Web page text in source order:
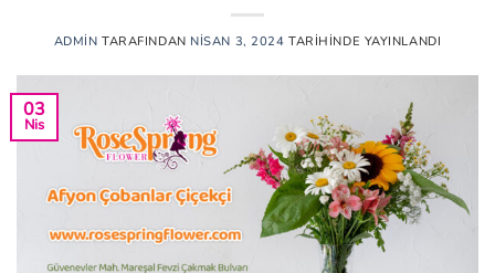
ADMIN TARAFINDAN NISAN 3, 2024 TARIHINDE YAYINLANDI
03
Nis